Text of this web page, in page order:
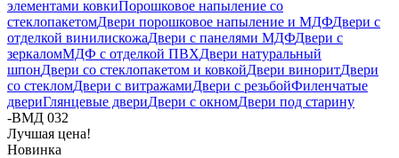
элементами ковкиПорошковое напыление со
стеклопакетомДвери порошковое напыление и МДФДвери с
отделкой винилискожаДвери с панелями МДФДвери с
зеркаломМДФ с отделкой ПВХДвери натуральный
шпонДвери со стеклопакетом и ковкойДвери виноритДвери
со стекломДвери с витражамиДвери с резьбойФиленчатые
двериГлянцевые двериДвери с окномДвери под старину
-ВМД 032
Лучшая цена!
Новинка